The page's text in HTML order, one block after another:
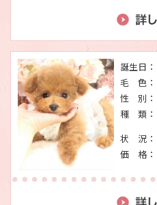
誕生日：
毛 色：
性 別：
種 類：
状 況：
価 格：